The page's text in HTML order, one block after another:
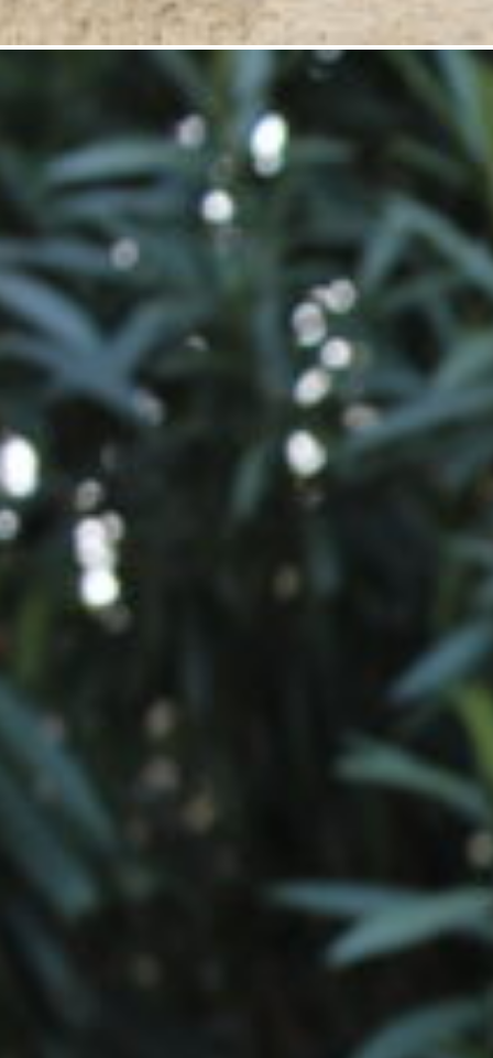
Sort byDefault Order
Sort byDefault
Sort byName
Sort byPrice
Sort byDate
Sort by
Popularity
Show
12 Products
Show
12 Products
Show
24 Products
Show